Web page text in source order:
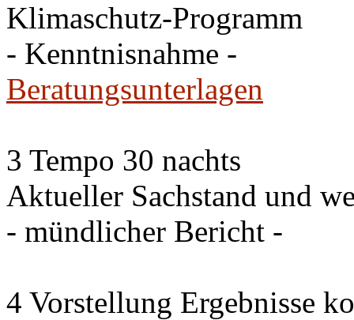
Klimaschutz-Programm
- Kenntnisnahme -
Beratungsunterlagen
3 Tempo 30 nachts
Aktueller Sachstand und
- mündlicher Bericht -
4 Vorstellung Ergebnisse